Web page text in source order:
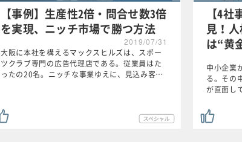
【事例】生産性2倍・問合せ数3倍
を実現、ニッチ市場で勝つ方法
2019/07/31
大阪に本社を構えるマックスヒルズは、スポー
ツクラブ専門の広告代理店である。従業員はた
ったの20名。ニッチな事業ゆえに、見込み客…
【4
見！
は“黄
中小企業
る。その
が直面し